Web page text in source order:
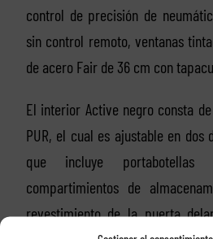
control de precisión de
sin control remoto, ventanas
de acero Fair de 36 cm con
El interior Active negro consta
PUR, el cual es ajustable en dos
que incluye
compartimientos de
revestimiento de la puerta